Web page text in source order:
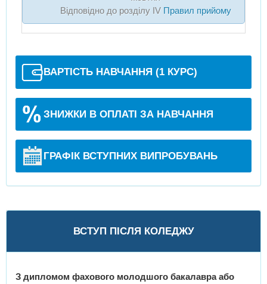
Відповідно до розділу IV Правил прийому
ВАРТІСТЬ НАВЧАННЯ (1 КУРС)
ЗНИЖКИ В ОПЛАТІ ЗА НАВЧАННЯ
ГРАФІК ВСТУПНИХ ВИПРОБУВАНЬ
ВСТУП ПІСЛЯ КОЛЕДЖУ
З дипломом фахового молодшого бакалавра або